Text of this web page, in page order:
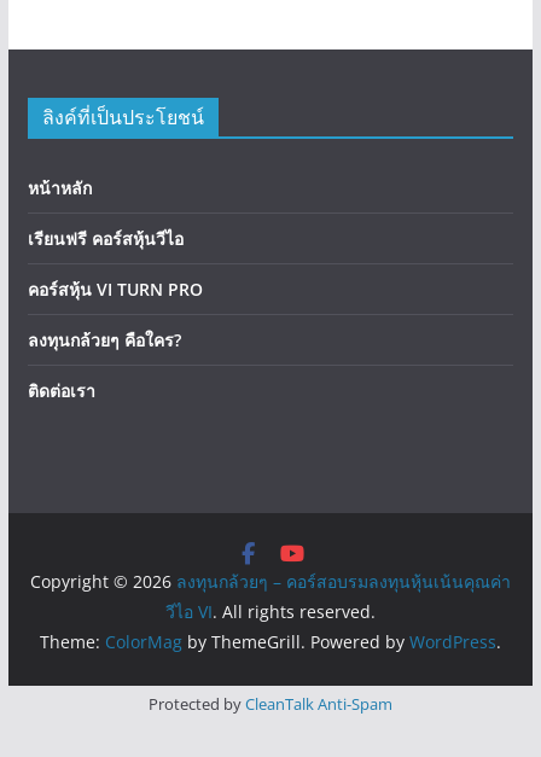
ลิงค์ที่เป็นประโยชน์
หน้าหลัก
เรียนฟรี คอร์สหุ้นวีไอ
คอร์สหุ้น VI TURN PRO
ลงทุนกล้วยๆ คือใคร?
ติดต่อเรา
Copyright © 2026 ลงทุนกล้วยๆ – คอร์สอบรมลงทุนหุ้นเน้นคุณค่า
วีไอ VI. All rights reserved.
Theme: ColorMagby ThemeGrill. Powered by WordPress.
Protected byCleanTalk Anti-Spam